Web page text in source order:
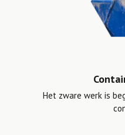
Het zware werk is